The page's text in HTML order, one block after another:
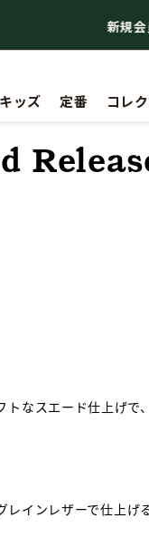
新規会員
キッズ 定番 コレ
なスエード仕上げで
レインレザーで仕上